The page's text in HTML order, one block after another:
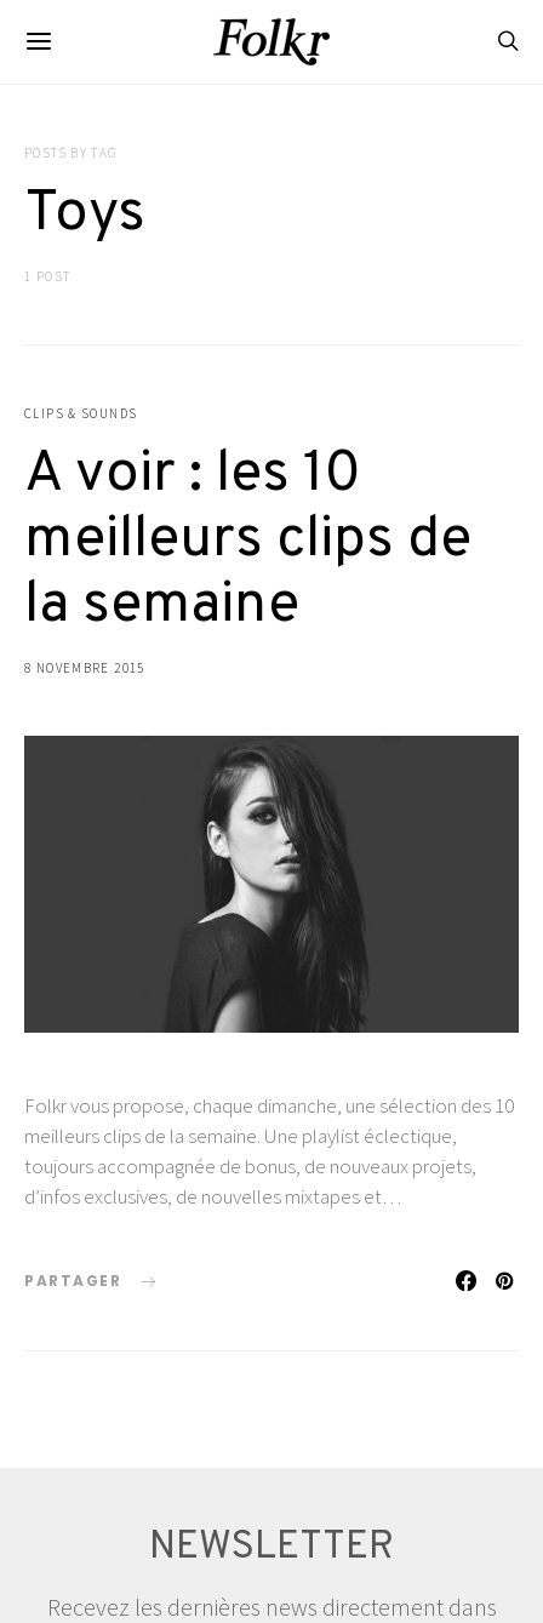
POSTS BY TAG
Toys
1 POST
CLIPS & SOUNDS
A voir : les 10
meilleurs clips de
la semaine
8 NOVEMBRE 2015
Folkr vous propose, chaque dimanche, une sélection des 10
meilleurs clips de la semaine. Une playlist éclectique,
toujours accompagnée de bonus, de nouveaux projets,
d’infos exclusives, de nouvelles mixtapes et…
PARTAGER
NEWSLETTER
Recevez les dernières news directement dans